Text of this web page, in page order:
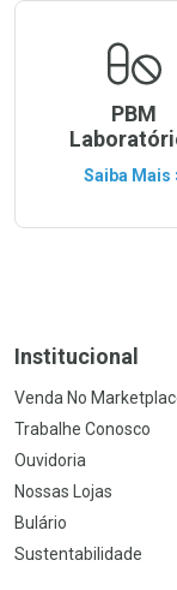
PBM
Saiba Mais
Institucional
Venda No
Trabalhe Conosco
Ouvidoria
Nossas Lojas
Bulário
Sustentabilidade